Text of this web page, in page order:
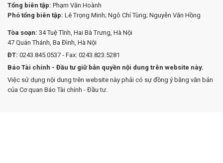
Tổng biên tập: Phạm Văn Hoành
Phó tổng biên tập: Lê Trọng Minh; Ngô Chí Tùng; Nguyễn Văn Hồng
Tòa soạn: 34 Tuệ Tĩnh, Hai Bà Trưng, Hà Nội
47 Quán Thánh, Ba Đình, Hà Nội
ĐT: 0243.845.0537 - Fax: 0243.823.5281
Báo Tài chính - Đầu tư giữ bản quyền nội dung trên website này.
Việc sử dụng nội dung trên website này phải có sự đồng ý bằng văn bản
của Cơ quan Báo Tài chính - Đầu tư.